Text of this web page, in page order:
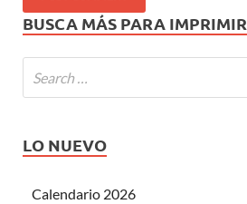
BUSCA MÁS PARA IMPRIMIR
LO NUEVO
Calendario 2026